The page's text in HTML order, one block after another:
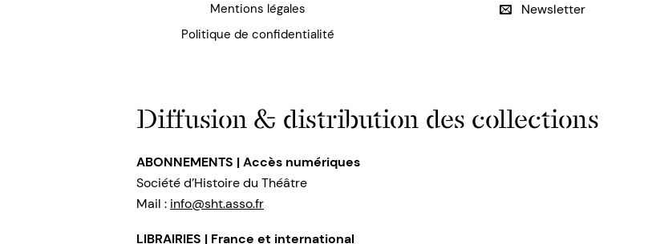
Mentions légales
Politique de confidentialité
Newsletter
Diffusion & distribution des collections
ABONNEMENTS | Accès numériques
Société d’Histoire du Théâtre
Mail : info@sht.asso.fr
LIBRAIRIES | France et international